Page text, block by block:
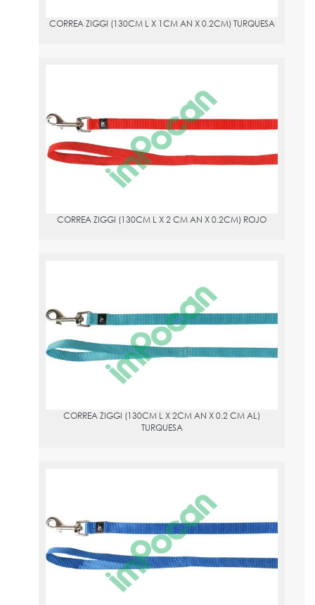
CORREA ZIGGI (130CM L X 1CM AN X 0.2CM) TURQUESA
CORREA ZIGGI (130CM L X 2 CM AN X 0.2CM) ROJO
Nuestra correa para perros marca Flamingo está hecha de nylon
resistente y viene en color rojo. Puede soportar la tensión y es
duradera. Esta correa Ziggi mide 130 cm de largo, 2 cm de
ancho, y 0.2 cm de grosor, y viene con un mosquetón de
recubrimiento de níquel brillante para sujetar fácilmente al collar
de su perro. Este producto también está disponible en otros
520227.
CORREA ZIGGI (130CM L X 2 CM AN X 0.2CM) ROJO
CORREA ZIGGI (130CM L X 2CM AN X 0.2 CM AL) TURQUESA
¡Haz que pasear con tu perro sea aún más divertido con la
correa Ziggi! Con su color turquesa y detalles plateados, no solo
es elegante, sino también muy práctica. La correa de 130 cm de
largo está hecha de nylon resistente y combina perfectamente
con los collares y arneses Ziggi. Disponible en 4 tamaños y varios
El mosquetón tiene un recubrimiento de níquel brillante
CORREA ZIGGI (130CM L X 2CM AN X 0.2 CM AL)
TURQUESA
CORREA ZIGGI 130CM L X 2 CM AN X 0.2CM AZUL
La correa Ziggi es un producto de alta calidad de la marca
Flamingo. Con un tamaño de 130cm de largo, 2cm de ancho y
0.2cm de alto, está hecha de material de nailon para garantizar
su resistencia. Su diseño elegante en color azul con detalles
plateados la hace no solo útil, sino también una elección de estilo
para tu perro. El mosquetón tiene un recubrimiento de níquel